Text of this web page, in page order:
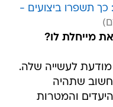
תשפרו ביצועים -
מייחלת לו?
מודעת לעשייה שלה.
שתהיה
והמטרות